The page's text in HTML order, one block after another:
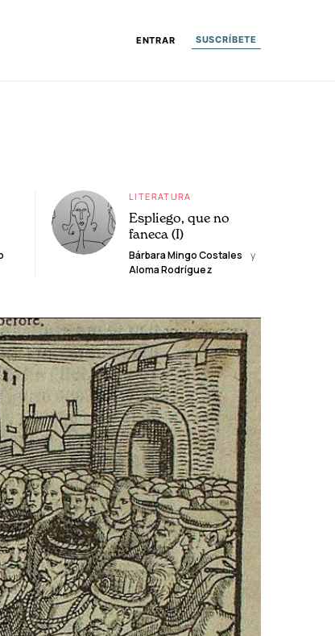
ENTRAR SUSCRÍBETE
LITERATURA
Espliego, que no
faneca (I)
Bárbara Mingo Costales
y
Aloma Rodríguez